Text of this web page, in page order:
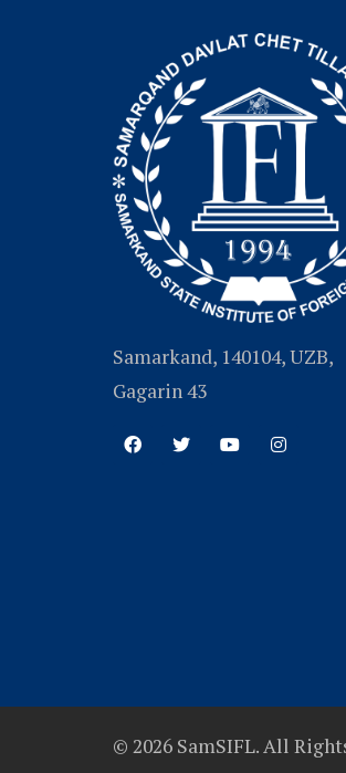
Samarkand, 140104, UZB,
Gagarin 43
© 2026 SamSIFL. All